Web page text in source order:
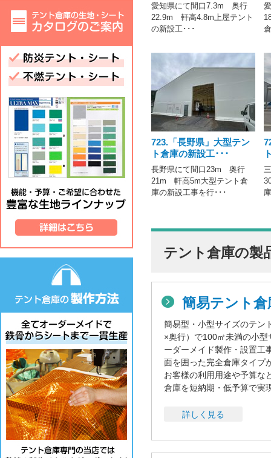
愛知県にて間口7.3m 奥行
22.9m 軒高4.8m上屋テント
の新設工･･･
723.「長野県」大型テン
ト倉庫の新設工･･･
長野県にて間口23m 奥行
21m 軒高5m大型テント倉
庫の新設工事を行･･･
テント倉庫の製
簡易テント倉
簡易型・小型サイズのテン
×奥行）で100㎡未満の小
ーダーメイド製作・設置工
面を囲った完全倉庫タイプ
お客様の利用用途や予算な
倉庫を短納期・低予算で実
詳しく見る